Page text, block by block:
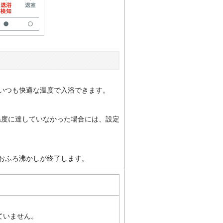
も快適な温度で入浴できます。
に達していなかった場合には、設定
ろ沸かしが終了します。
れていません。